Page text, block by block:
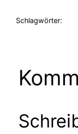
Schlagwörter: